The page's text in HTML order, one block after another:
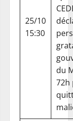
25/10
15:30
du
72h